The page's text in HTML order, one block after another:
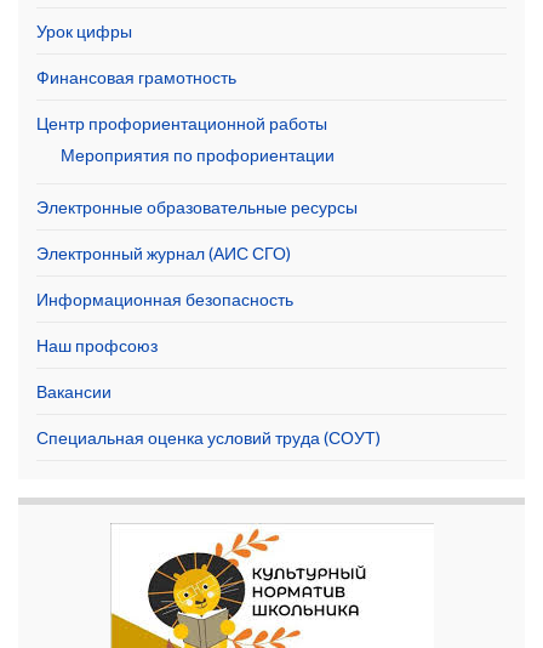
Урок цифры
Финансовая грамотность
Центр профориентационной работы
Мероприятия по профориентации
Электронные образовательные ресурсы
Электронный журнал (АИС СГО)
Информационная безопасность
Наш профсоюз
Вакансии
Специальная оценка условий труда (СОУТ)